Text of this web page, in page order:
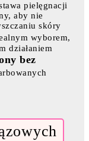
pielęgnacji
aby nie
skóry
wyborem,
działaniem
bez